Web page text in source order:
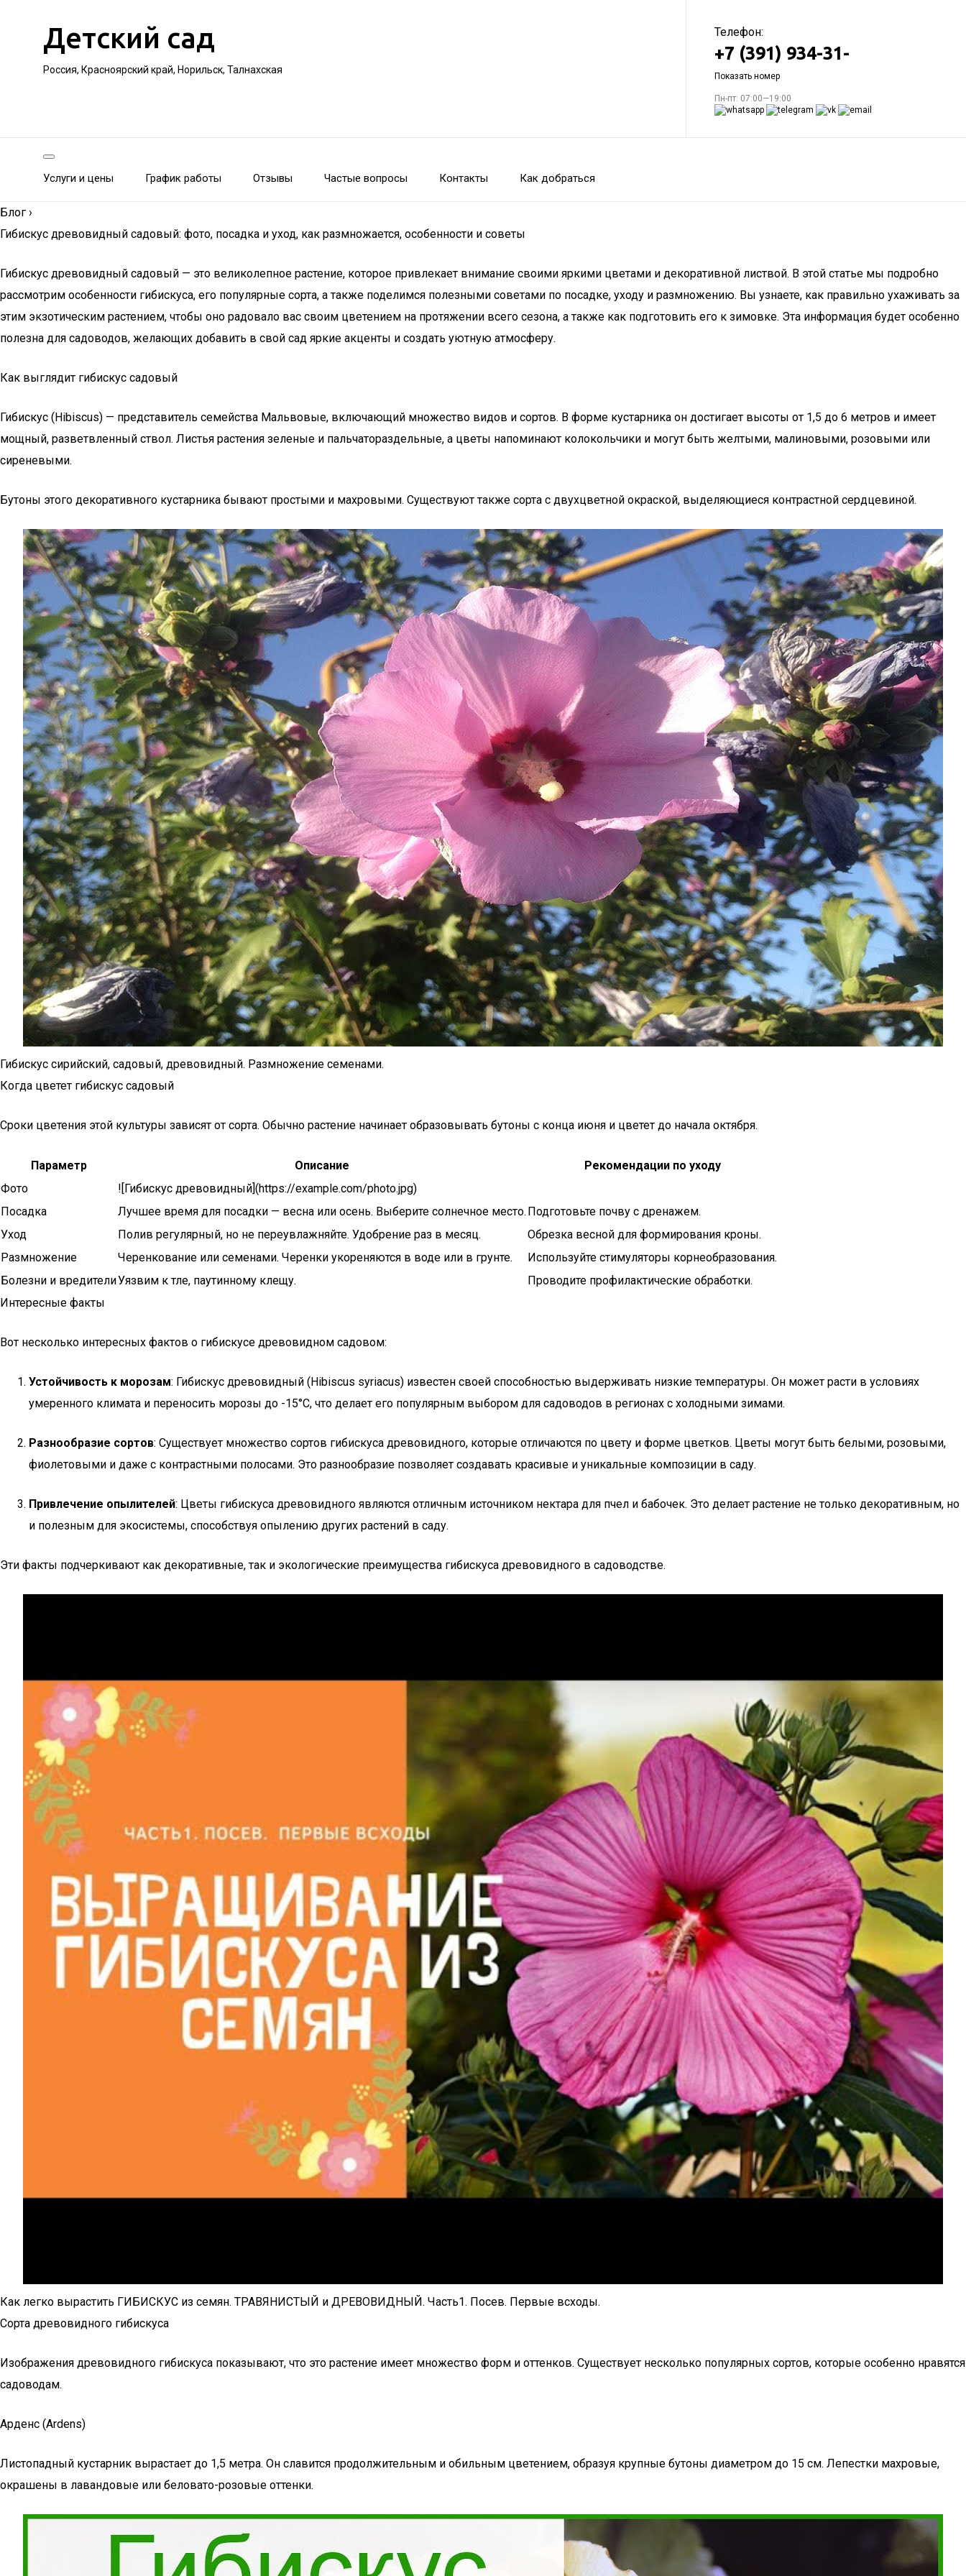
Детский сад
Россия, Красноярский край, Норильск, Талнахская
Телефон:
+7 (391) 934-31-
Показать номер
Пн-пт: 07:00—19:00
Услуги и цены График работы Отзывы Частые вопросы Контакты Как добраться
Блог ›
Гибискус древовидный садовый: фото, посадка и уход, как размножается, особенности и советы
Гибискус древовидный садовый — это великолепное растение, которое привлекает внимание своими яркими цветами и декоративной листвой. В этой статье мы подробно
рассмотрим особенности гибискуса, его популярные сорта, а также поделимся полезными советами по посадке, уходу и размножению. Вы узнаете, как правильно ухаживать за
этим экзотическим растением, чтобы оно радовало вас своим цветением на протяжении всего сезона, а также как подготовить его к зимовке. Эта информация будет особенно
полезна для садоводов, желающих добавить в свой сад яркие акценты и создать уютную атмосферу.
Как выглядит гибискус садовый
Гибискус (Hibiscus) — представитель семейства Мальвовые, включающий множество видов и сортов. В форме кустарника он достигает высоты от 1,5 до 6 метров и имеет
мощный, разветвленный ствол. Листья растения зеленые и пальчатораздельные, а цветы напоминают колокольчики и могут быть желтыми, малиновыми, розовыми или
сиреневыми.
Бутоны этого декоративного кустарника бывают простыми и махровыми. Существуют также сорта с двухцветной окраской, выделяющиеся контрастной сердцевиной.
Гибискус сирийский, садовый, древовидный. Размножение семенами.
Когда цветет гибискус садовый
Сроки цветения этой культуры зависят от сорта. Обычно растение начинает образовывать бутоны с конца июня и цветет до начала октября.
Параметр Описание
Рекомендации по уходу
Фото
![Гибискус древовидный](https://example.com/photo.jpg)
Посадка
Лучшее время для посадки — весна или осень. Выберите солнечное место. Подготовьте почву с дренажем.
Уход
Полив регулярный, но не переувлажняйте. Удобрение раз в месяц.
Обрезка весной для формирования кроны.
Размножение
Черенкование или семенами. Черенки укореняются в воде или в грунте.
Используйте стимуляторы корнеобразования.
Болезни и вредителиУязвим к тле, паутинному клещу.
Проводите профилактические обработки.
Интересные факты
Вот несколько интересных фактов о гибискусе древовидном садовом:
Устойчивость к морозам: Гибискус древовидный (Hibiscus syriacus) известен своей способностью выдерживать низкие температуры. Он может расти в условиях
умеренного климата и переносить морозы до -15°C, что делает его популярным выбором для садоводов в регионах с холодными зимами.
Разнообразие сортов: Существует множество сортов гибискуса древовидного, которые отличаются по цвету и форме цветков. Цветы могут быть белыми, розовыми,
фиолетовыми и даже с контрастными полосами. Это разнообразие позволяет создавать красивые и уникальные композиции в саду.
Привлечение опылителей: Цветы гибискуса древовидного являются отличным источником нектара для пчел и бабочек. Это делает растение не только декоративным, но
и полезным для экосистемы, способствуя опылению других растений в саду.
Эти факты подчеркивают как декоративные, так и экологические преимущества гибискуса древовидного в садоводстве.
Как легко вырастить ГИБИСКУС из семян. ТРАВЯНИСТЫЙ и ДРЕВОВИДНЫЙ. Часть1. Посев. Первые всходы.
Сорта древовидного гибискуса
Изображения древовидного гибискуса показывают, что это растение имеет множество форм и оттенков. Существует несколько популярных сортов, которые особенно нравятся
садоводам.
Арденс (Ardens)
Листопадный кустарник вырастает до 1,5 метра. Он славится продолжительным и обильным цветением, образуя крупные бутоны диаметром до 15 см. Лепестки махровые,
окрашены в лавандовые или беловато-розовые оттенки.